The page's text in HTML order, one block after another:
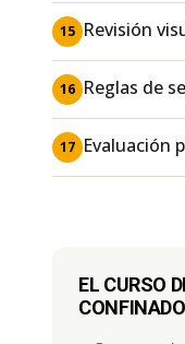
15 Revisión
16 Reglas de
17 Evaluación
EL CURSO